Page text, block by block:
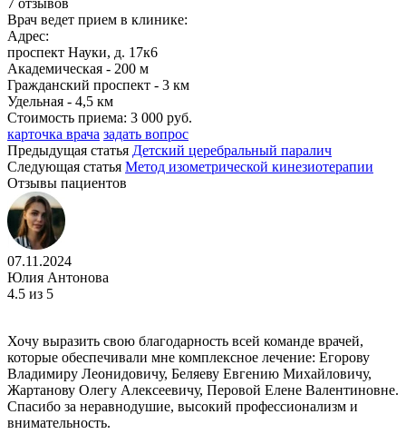
Врач ведет прием в клинике:
Адрес:
проспект Науки, д. 17к6
Академическая - 200 м
Гражданский проспект - 3 км
Удельная - 4,5 км
Стоимость приема: 3 000 руб.
карточка врача задать вопрос
Предыдущая статья Детский церебральный паралич
Следующая статья Метод изометрической кинезиотерапии
Отзывы пациентов
07.11.2024
Юлия Антонова
4.5 из 5
Хочу выразить свою благодарность всей команде врачей,
которые обеспечивали мне комплексное лечение: Егорову
Владимиру Леонидовичу, Беляеву Евгению Михайловичу,
Жартанову Олегу Алексеевичу, Перовой Елене Валентиновне.
Спасибо за неравнодушие, высокий профессионализм и
внимательность.